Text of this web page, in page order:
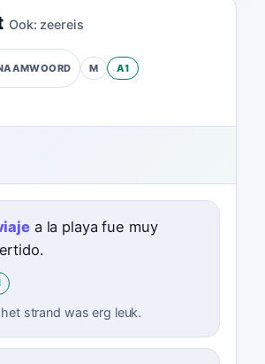
Ook: zeereis
M A1
a la playa fue muy
strand was erg leuk.